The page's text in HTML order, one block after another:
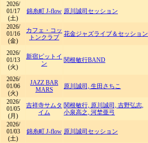
2026/
01/17
(土)
錦糸町 J-flow 原川誠司セッション
2026/
01/16
(金)
カフェ・コッ
トンクラブ
花金ジャズライブ＆セッション
2026/
01/13
(火)
新宿ピットイ
ン
関根敏行BAND
2026/
01/06
(火)
JAZZ BAR
MARS
原川誠司, 生田さちこ
2026/
01/05
(月)
吉祥寺サムタ
イム
関根敏行, 原川誠司, 吉野弘志,
小泉高之, 河埜亜弓
2026/
01/03
(土)
錦糸町 J-flow 原川誠司セッション